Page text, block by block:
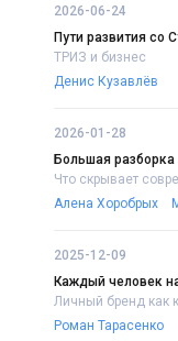
2026-06-24
Пути развития со
ТРИЗ и бизнес
Денис Кузавлёв
2026-01-28
Большая разборка
Что скрывает
Алена Хоробрых
2025-12-09
Каждый человек
Личный бренд как
Роман Тарасенко